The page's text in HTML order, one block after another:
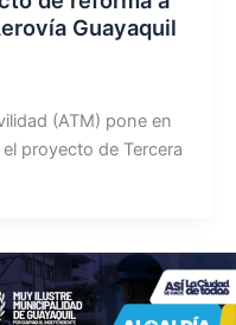
Guayaquil
(ATM) pone en
proyecto de Tercera